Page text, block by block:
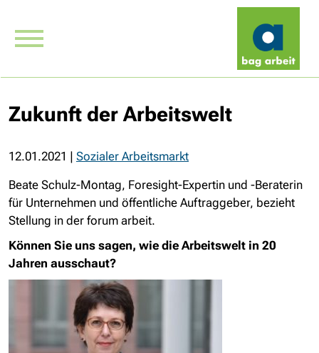
Zukunft der Arbeitswelt
12.01.2021 | Sozialer Arbeitsmarkt
Beate Schulz-Montag, Foresight-Expertin und -Beraterin
für Unternehmen und öffentliche Auftraggeber, bezieht
Stellung in der forum arbeit.
Können Sie uns sagen, wie die Arbeitswelt in 20
Jahren ausschaut?